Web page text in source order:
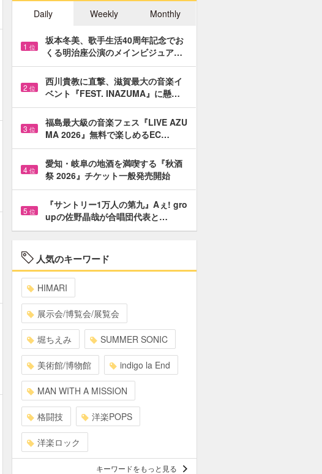
Daily Weekly Monthly
1 位
坂本冬美、歌手生活40周年記念でお
くる明治座公演のメインビジュア…
2 位
西川貴教に直撃、滋賀最大の音楽イ
ベント『FEST. INAZUMA』に懸…
3 位
福島最大級の音楽フェス『LIVE AZU
MA 2026』無料で楽しめるEC…
4 位
愛知・岐阜の地酒を満喫する『秋酒
祭 2026』チケット一般発売開始
5 位
『サントリー1万人の第九』Aぇ! gro
upの佐野晶哉が合唱団代表と…
人気のキーワード
HIMARI
展示会/博覧会/展覧会
堀ちえみ SUMMER SONIC
美術館/博物館 indigo la End
MAN WITH A MISSION
格闘技 洋楽POPS
洋楽ロック
キーワードをもっと見る